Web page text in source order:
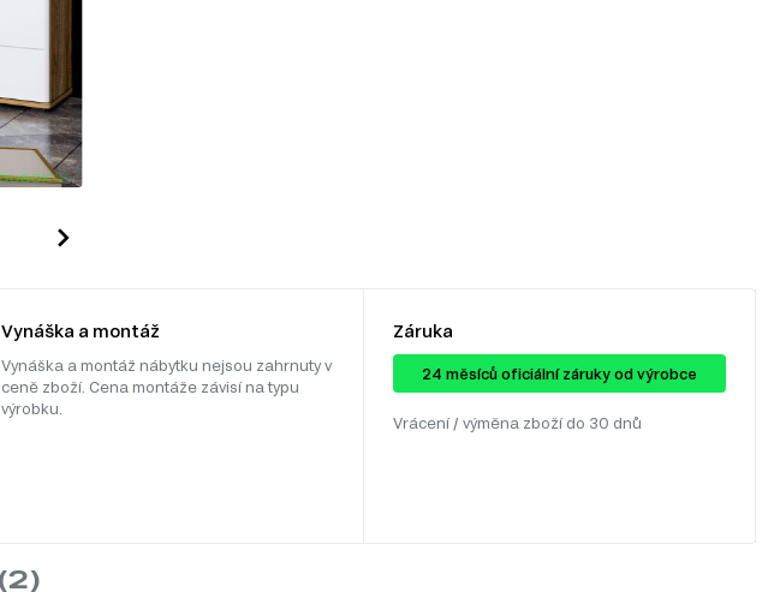
Vynáška a montáž
Vynáška a montáž nábytku nejsou zahrnuty v
ceně zboží. Cena montáže závisí na typu
výrobku.
Záruka
24 ​​​​měsíců oficiální záruky od výrobce
Vrácení / výměna zboží do 30 dnů